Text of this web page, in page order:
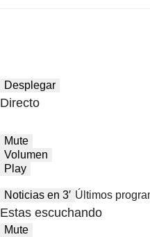
Desplegar
Directo
Mute
Volumen
Play
Noticias en 3′ Últimos
Estas escuchando
Mute